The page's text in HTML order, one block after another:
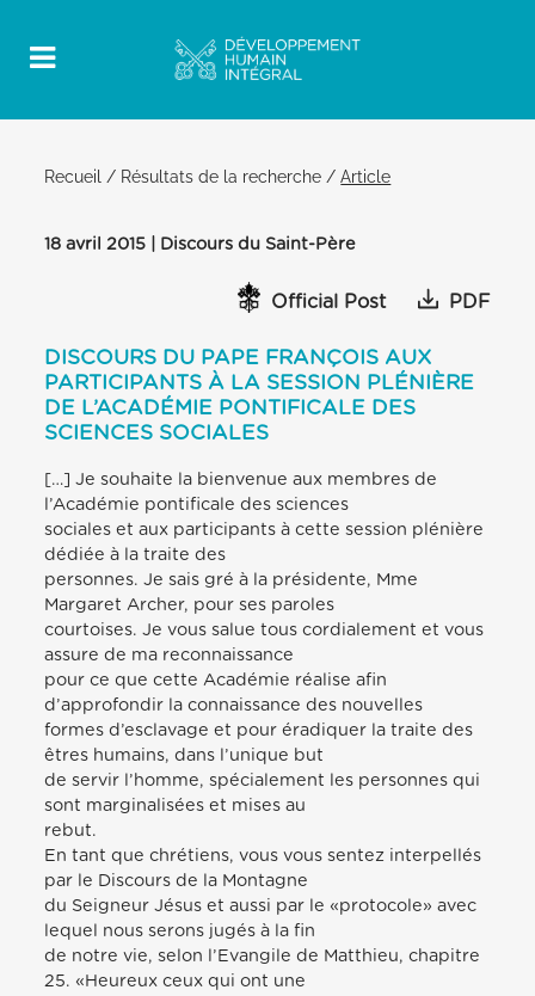
Recueil / Résultats de la recherche /Article
18 avril 2015 | Discours du Saint-Père
Official Post PDF
DISCOURS DU PAPE FRANÇOIS AUX
PARTICIPANTS À LA SESSION PLÉNIÈRE
DE L’ACADÉMIE PONTIFICALE DES
SCIENCES SOCIALES
[…] Je souhaite la bienvenue aux membres de
l’Académie pontificale des sciences
sociales et aux participants à cette session plénière
dédiée à la traite des
personnes. Je sais gré à la présidente, Mme
Margaret Archer, pour ses paroles
courtoises. Je vous salue tous cordialement et vous
assure de ma reconnaissance
pour ce que cette Académie réalise afin
d’approfondir la connaissance des nouvelles
formes d’esclavage et pour éradiquer la traite des
êtres humains, dans l’unique but
de servir l’homme, spécialement les personnes qui
sont marginalisées et mises au
rebut.
En tant que chrétiens, vous vous sentez interpellés
par le Discours de la Montagne
du Seigneur Jésus et aussi par le «protocole» avec
lequel nous serons jugés à la fin
de notre vie, selon l’Evangile de Matthieu, chapitre
25. «Heureux ceux qui ont une